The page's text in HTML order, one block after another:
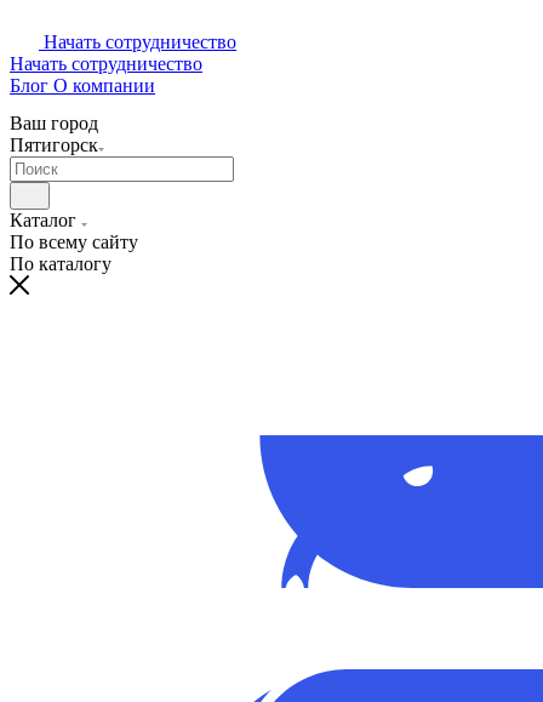
Начать сотрудничество
Начать сотрудничество
Блог О компании
Ваш город
Пятигорск
Каталог
По всему сайту
По каталогу